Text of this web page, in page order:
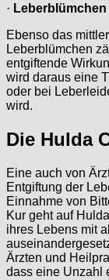
· Leberblümchen
Ebenso das
Leberblümchen
entgiftende
wird daraus eine
oder bei
wird.
Die Hulda
Eine auch von
Entgiftung der
Einnahme von
Kur geht auf
ihres Lebens mit
Ärzten und
dass eine Unzahl